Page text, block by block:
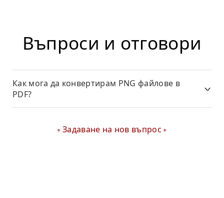
Въпроси и отговори
Как мога да конвертирам PNG файлове в
PDF?
Задаване на нов въпрос